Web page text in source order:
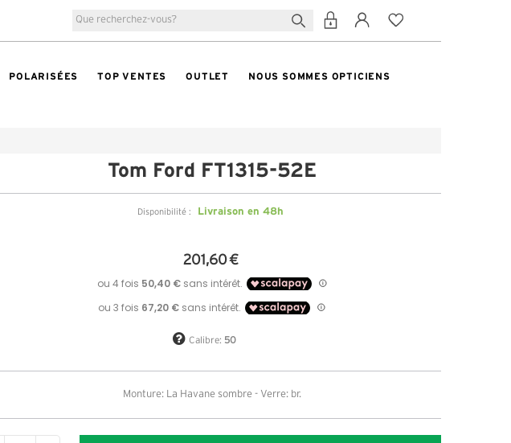
POLARISÉES TOP VENTES OUTLET NOUS SOMMES OPTICIENS
Tom Ford FT1315-52E
Disponibilité : Livraison en 48h
201,60 €
Calibre: 50
Monture: La Havane sombre - Verre: br.